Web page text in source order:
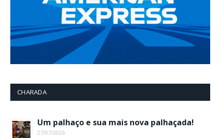
CHARADA
Um palhaço e sua mais nova palhaçada!
27/07/2026